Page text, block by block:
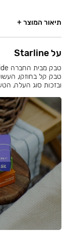
תיאור המוצר +
על Starline
טבק קל בחוזקו, העשוי
ובזכות סוג העלה,